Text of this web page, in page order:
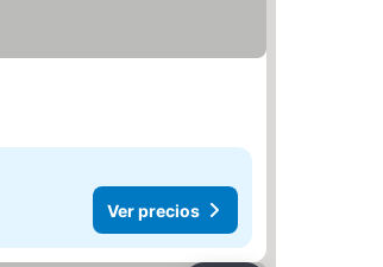
Ver precios